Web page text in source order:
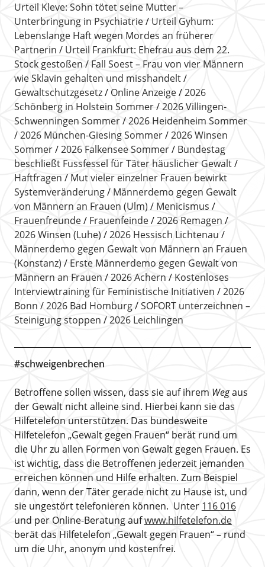
Urteil Kleve: Sohn tötet seine Mutter –
Unterbringung in Psychiatrie
Urteil Gyhum:
Lebenslange Haft wegen Mordes an früherer
Partnerin
Urteil Frankfurt: Ehefrau aus dem 22.
Stock gestoßen
Fall Soest – Frau von vier Männern
wie Sklavin gehalten und misshandelt
Gewaltschutzgesetz
Online Anzeige
2026
Schönberg in Holstein Sommer
2026 Villingen-
Schwenningen Sommer
2026 Heidenheim Sommer
2026 München-Giesing Sommer
2026 Winsen
Sommer
2026 Falkensee Sommer
Bundestag
beschließt Fussfessel für Täter häuslicher Gewalt
Haftfragen
Mut vieler einzelner Frauen bewirkt
Systemveränderung
Männerdemo gegen Gewalt
von Männern an Frauen (Ulm)
Menicismus
Frauenfreunde
Frauenfeinde
2026 Remagen
2026 Winsen (Luhe)
2026 Hessisch Lichtenau
Männerdemo gegen Gewalt von Männern an Frauen
(Konstanz)
Erste Männerdemo gegen Gewalt von
Männern an Frauen
2026 Achern
Kostenloses
Interviewtraining für Feministische Initiativen
2026
Bonn
2026 Bad Homburg
SOFORT unterzeichnen –
Steinigung stoppen
2026 Leichlingen
#schweigenbrechen
Betroffene sollen wissen, dass sie auf ihrem Wegaus
der Gewalt nicht alleine sind. Hierbei kann sie das
Hilfetelefon unterstützen. Das bundesweite
Hilfetelefon „Gewalt gegen Frauen“ berät rund um
die Uhr zu allen Formen von Gewalt gegen Frauen. Es
ist wichtig, dass die Betroffenen jederzeit jemanden
erreichen können und Hilfe erhalten. Zum Beispiel
dann, wenn der Täter gerade nicht zu Hause ist, und
sie ungestört telefonieren können. Unter 116 016
und per Online-Beratung aufwww.hilfetelefon.de
berät das Hilfetelefon „Gewalt gegen Frauen“ – rund
um die Uhr, anonym und kostenfrei.